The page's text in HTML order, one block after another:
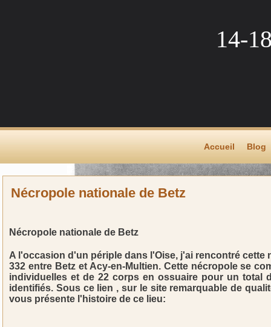
14-
Accueil Blog
Nécropole nationale de Betz
Nécropole nationale de Betz
A l'occasion d'un périple dans l'Oise, j'ai rencontré cette
332 entre Betz et Acy-en-Multien. Cette nécropole se
individuelles et de 22 corps en ossuaire pour un total
identifiés. Sous ce lien , sur le site remarquable de
vous présente l'histoire de ce lieu: